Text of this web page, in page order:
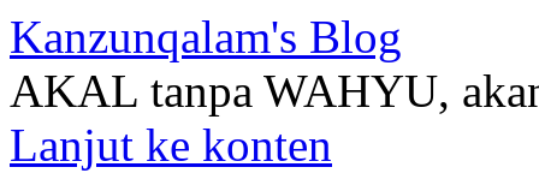
Kanzunqalam's Blog
AKAL tanpa WAHYU,
Lanjut ke konten